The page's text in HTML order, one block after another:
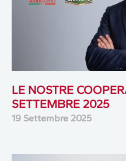
LE NOSTRE
SETTEMBRE 2025
19 Settembre 2025